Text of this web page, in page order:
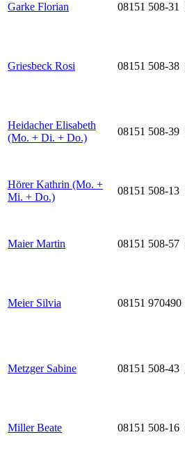
Garke Florian 08151 508-31
Griesbeck Rosi 08151 508-38
Heidacher Elisabeth
(Mo. + Di. + Do.)
08151 508-39
Hörer Kathrin (Mo. +
Mi. + Do.)
08151 508-13
Maier Martin 08151 508-57
Meier Silvia 08151 970490
Metzger Sabine 08151 508-43
Miller Beate 08151 508-16